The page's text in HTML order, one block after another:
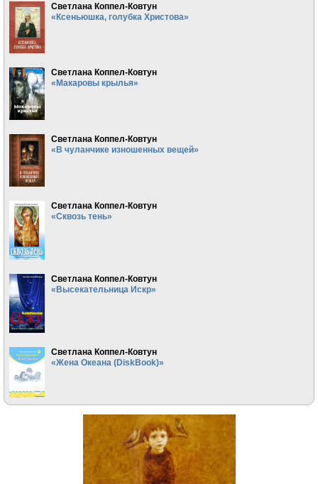
Светлана Коппел-Ковтун
«Ксеньюшка, голубка Христова»
Светлана Коппел-Ковтун
«Макаровы крылья»
Светлана Коппел-Ковтун
«В чуланчике изношенных вещей»
Светлана Коппел-Ковтун
«Сквозь тень»
Светлана Коппел-Ковтун
«Высекательница Искр»
Светлана Коппел-Ковтун
«Жена Океана (DiskBook)»